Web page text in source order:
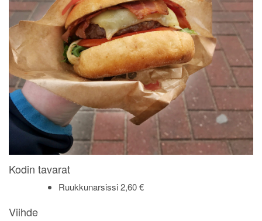
Kodin tavarat
Ruukkunarsissi 2,60 €
Viihde